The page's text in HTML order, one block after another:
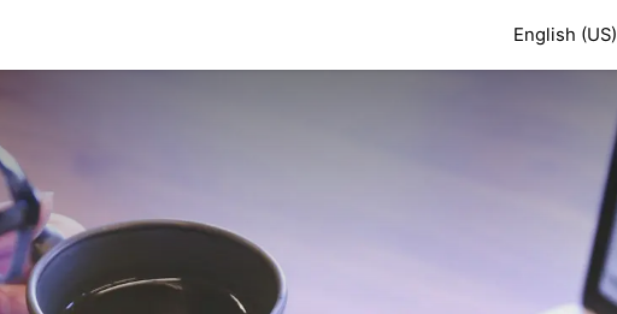
English (US)